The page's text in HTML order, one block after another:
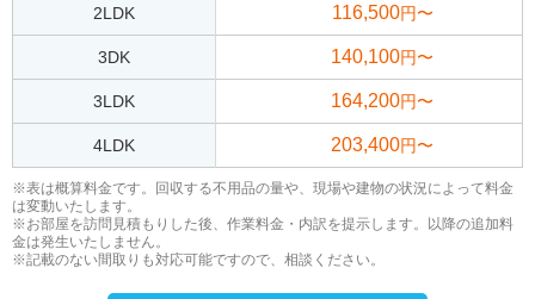
2LDK 116,500円〜
3DK 140,100円〜
3LDK 164,200円〜
4LDK 203,400円〜
※表は概算料金です。回収する不用品の量や、現場や建物の状況によって料金
は変動いたします。
※お部屋を訪問見積もりした後、作業料金・内訳を提示します。以降の追加料
金は発生いたしません。
※記載のない間取りも対応可能ですので、相談ください。